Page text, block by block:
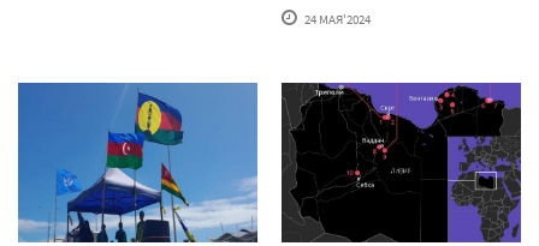
24 МАЯ'2024